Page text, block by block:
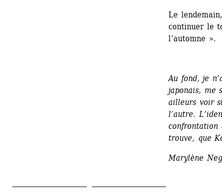
Le
continuer le
l’automne ».
Au fond, je
japonais, me
ailleurs voir
l’autre.
confrontation
trouve, que
Marylène